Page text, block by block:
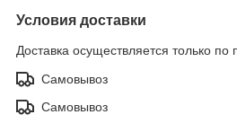
Условия доставки
Доставка осуществляется только по
Самовывоз
Самовывоз